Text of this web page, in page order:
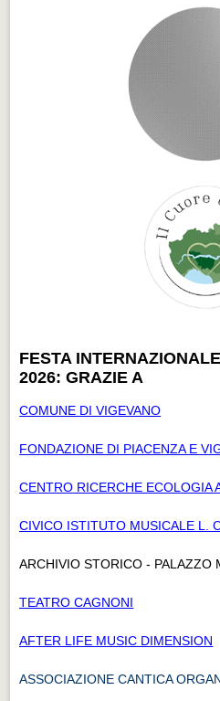
FESTA
2026: GRAZIE A
COMUNE DI VIGEVANO
FONDAZIONE DI PIACENZA E
CENTRO RICERCHE ECOLOGIA
CIVICO ISTITUTO MUSICALE L.
ARCHIVIO STORICO - PALAZZO
TEATRO CAGNONI
AFTER LIFE MUSIC DIMENSION
ASSOCIAZIONE CANTICA